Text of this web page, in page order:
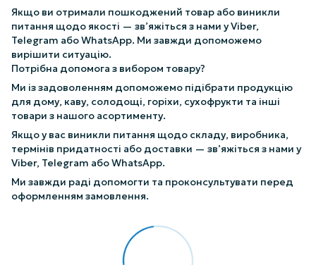
Якщо ви отримали пошкоджений товар або виникли
питання щодо якості — зв’яжіться з нами у Viber,
Telegram або WhatsApp. Ми завжди допоможемо
вирішити ситуацію.
Потрібна допомога з вибором товару?
Ми із задоволенням допоможемо підібрати продукцію
для дому, каву, солодощі, горіхи, сухофрукти та інші
товари з нашого асортименту.
Якщо у вас виникли питання щодо складу, виробника,
термінів придатності або доставки — зв’яжіться з нами у
Viber, Telegram або WhatsApp.
Ми завжди раді допомогти та проконсультувати перед
оформленням замовлення.